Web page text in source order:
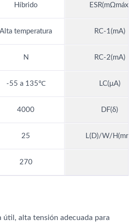
Híbrido ESR(mΩmáx)
Alta temperatura RC-1(mA)
N RC-2(mA)
-55 a 135℃ LC(μA)
4000 DF(δ)
25 L(D)/W/H(mm)
270
útil, alta tensión adecuada para